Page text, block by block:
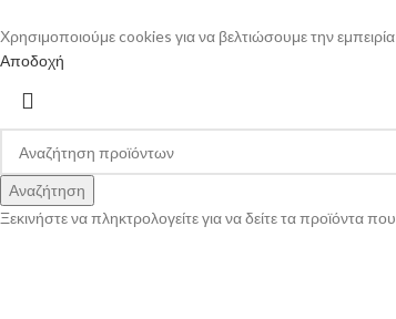
Χρησιμοποιούμε cookies για να βελτιώσουμε την
Αποδοχή
Αναζήτηση
Ξεκινήστε να πληκτρολογείτε για να δείτε τα προϊόντα